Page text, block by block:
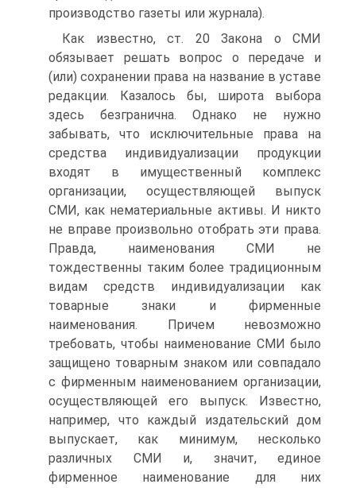
производство газеты или журнала).
Как известно, ст. 20 Закона о СМИ
обязывает решать вопрос о передаче и
(или) сохранении права на название в уставе
редакции. Казалось бы, широта выбора
здесь безгра­нична. Однако не нужно
забывать, что исключительные права на
средства индивидуализации продукции
входят в имущественный комплекс
организации, осуществляющей выпуск
СМИ, как нематериальные активы. И никто
не впра­ве произвольно отобрать эти права.
Правда, наименования СМИ не
тождественны таким более традиционным
видам средств индивидуализации как
товарные знаки и фирмен­ные
наименования. Причем невозможно
требовать, чтобы наименование СМИ было
защищено товарным знаком или совпадало
с фирменным наименованием организации,
осу­ществляющей его выпуск. Известно,
например, что каж­дый издательский дом
выпускает, как минимум, несколько
различных СМИ и, значит, единое
фирменное наименова­ние для них